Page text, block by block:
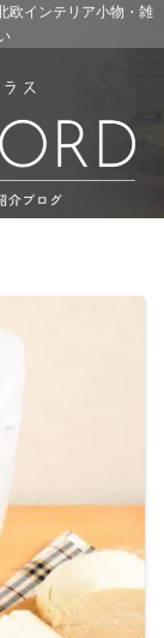
欧インテリア小物・雑